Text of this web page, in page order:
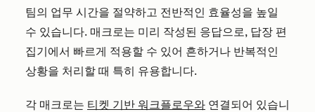
팀의 업무 시간을 절약하고 전반적인 효율성을 높일
수 있습니다. 매크로는 미리 작성된 응답으로, 답장 편
집기에서 빠르게 적용할 수 있어 흔하거나 반복적인
상황을 처리할 때 특히 유용합니다.
각 매크로는 티켓 기반 워크플로우와 연결되어 있습니